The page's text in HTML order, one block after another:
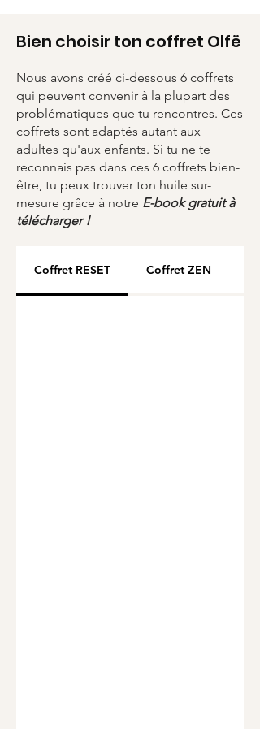
Garantie sans plomb, sans
nickel, sans cadium
Tour en perles Miyuki du
Japon
Packaging en carton 100 %
recyclé & 100 % recyclable
Chiffonnette : tissu issu de
chutes de récup-recyclage
Huile essentielle Bio de haute
qualité artisanale
Bien choisir ton coffret Olfë
Nous avons créé ci-dessous 6 coffrets
qui peuvent convenir à la plupart des
problématiques que tu rencontres. Ces
coffrets sont adaptés autant aux
adultes qu'aux enfants. Si tu ne te
reconnais pas dans ces 6 coffrets bien-
être, tu peux trouver ton huile sur-
mesure grâce à notre E-book gratuit à
télécharger !
Coffret RESET Coffret ZEN